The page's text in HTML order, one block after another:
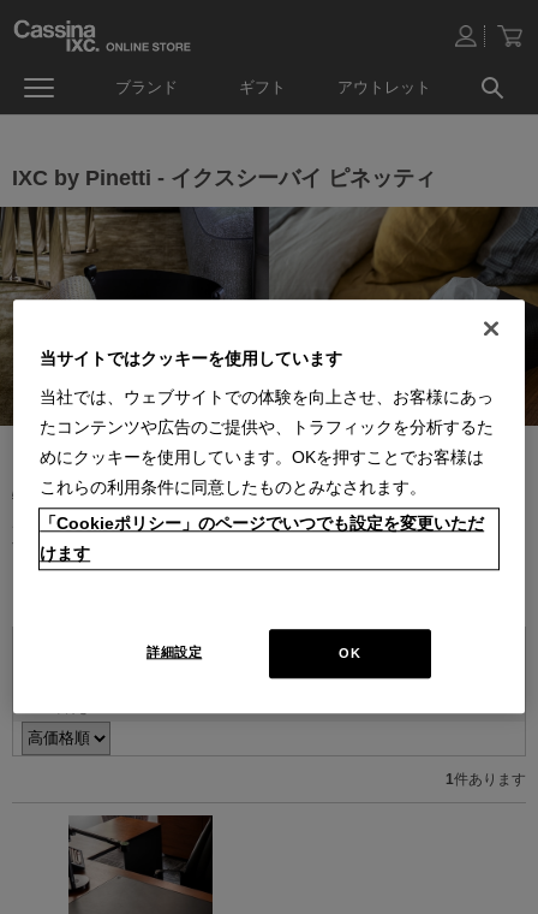
ブランド ギフト アウトレット
IXC by Pinetti - イクスシーバイ ピネッティ
「IXC by Pinetti(イクスシーバイピネッティ）」は、イタリアの革小
物ブランド Pinetti（ピネッティ）とコラボレーションしたオリジナ
ルアイテムです。「IXC by Pinetti」の刻印の入った革小物が揃いま
す。
1件あります
当サイトではクッキーを使用しています
当社では、ウェブサイトでの体験を向上させ、お客様にあっ
たコンテンツや広告のご提供や、トラフィックを分析するた
めにクッキーを使用しています。OKを押すことでお客様は
これらの利用条件に同意したものとみなされます。
「Cookieポリシー」のページでいつでも設定を変更いただ
けます
OK
詳細設定